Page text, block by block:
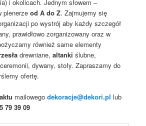
i okolicach. Jednym słowem –
plenerzeod A do Z. Zajmujemy się
po wystrój aby każdy szczegół
prawidłowo zorganizowany oraz w
również same elementy
drewniane,altanki ślubne,
dywany, stoły. Zapraszamy do
ofertę.
mailowegodekoracje@dekori.pl lub
79 39 09